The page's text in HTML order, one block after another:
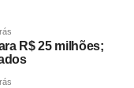
R$ 25 milhões;